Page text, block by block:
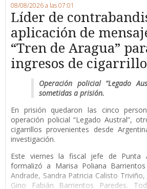
08/08/2026 a las 07:01
Líder de
aplicación de
“Tren de Aragua”
ingresos de
Operación policial “Legado
sometidas a prisión.
En prisión quedaron las cinco
operación policial “Legado Austral”,
cigarrillos provenientes desde
investigación.
Este viernes la fiscal jefe de Punta
formalizó a Marisa Poliana
Andrade, Sandra Patricia Calisto
Gino Fabián Barrientos Paredes.